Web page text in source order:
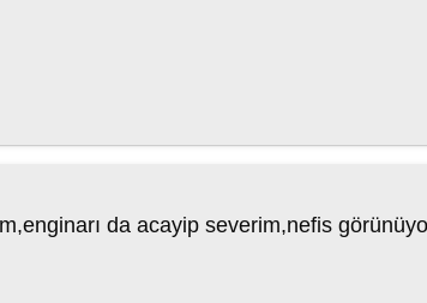
da acayip severim,nefis